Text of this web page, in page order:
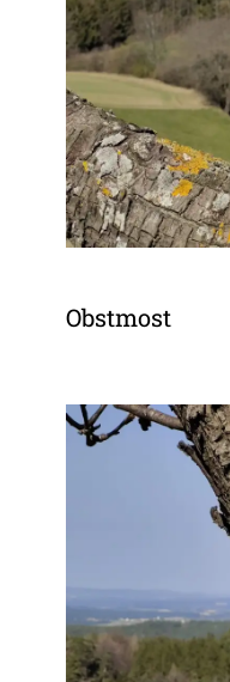
Obstmost